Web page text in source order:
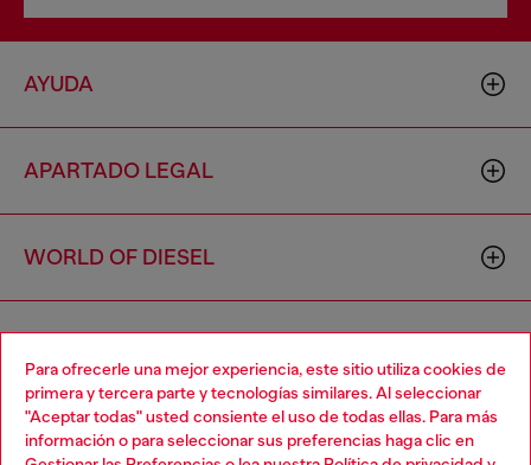
Para ofrecerle una mejor experiencia, este sitio utiliza cookies de
primera y tercera parte y tecnologías similares. Al seleccionar
"Aceptar todas" usted consiente el uso de todas ellas. Para más
información o para seleccionar sus preferencias haga clic en
AYUDA
APARTADO LEGAL
WORLD OF DIESEL
Choose your location